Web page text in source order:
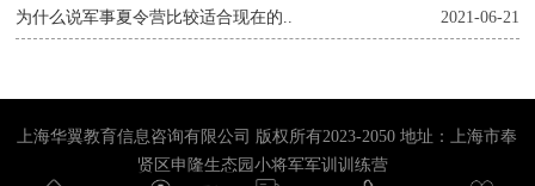
2021-06-21
为什么说军事夏令营比较适合现在的..
上海华翼教育信息咨询有限公司 版权所有2023-2050 地址：上海市奉
贤区申隆生态园小将军军训训练营